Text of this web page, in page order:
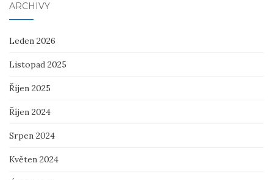
ARCHIVY
Leden 2026
Listopad 2025
Říjen 2025
Říjen 2024
Srpen 2024
Květen 2024